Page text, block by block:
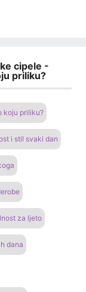
cipele -
priliku?
koju priliku?
i stil svaki dan
za ljeto
dana